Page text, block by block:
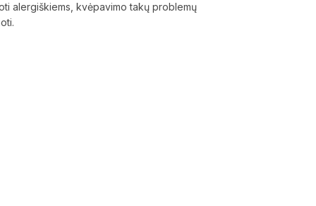
alergiškiems, kvėpavimo takų problemų